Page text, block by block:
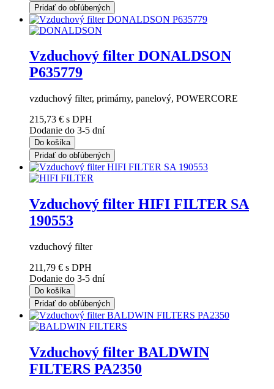
Pridať do obľúbených
Vzduchový filter DONALDSON
P635779
vzduchový filter, primárny, panelový, POWERCORE
215,73 € s DPH
Dodanie do 3-5 dní
Do košíka
Pridať do obľúbených
Vzduchový filter HIFI FILTER SA
190553
vzduchový filter
211,79 € s DPH
Dodanie do 3-5 dní
Do košíka
Pridať do obľúbených
Vzduchový filter BALDWIN
FILTERS PA2350